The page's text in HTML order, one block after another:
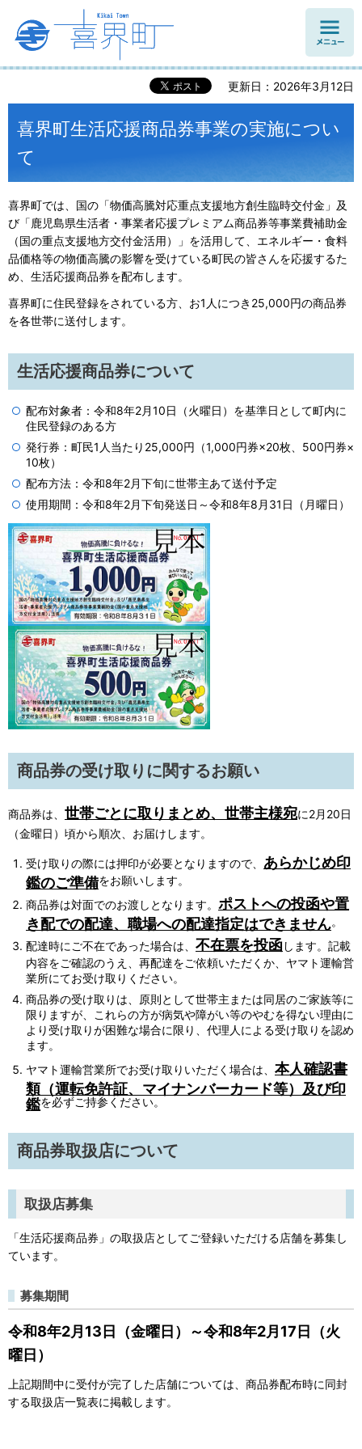
更新日：2026年3月12日
喜界町生活応援商品券事業の実施につい
て
喜界町では、国の「物価高騰対応重点支援地方創生臨時交付金」及
び「鹿児島県生活者・事業者応援プレミアム商品券等事業費補助金
（国の重点支援地方交付金活用）」を活用して、エネルギー・食料
品価格等の物価高騰の影響を受けている町民の皆さんを応援するた
め、生活応援商品券を配布します。
喜界町に住民登録をされている方、お1人につき25,000円の商品券
を各世帯に送付します。
生活応援商品券について
配布対象者：令和8年2月10日（火曜日）を基準日として町内に
住民登録のある方
発行券：町民1人当たり25,000円（1,000円券×20枚、500円券×
10枚）
配布方法：令和8年2月下旬に世帯主あて送付予定
使用期間：令和8年2月下旬発送日～令和8年8月31日（月曜日）
商品券の受け取りに関するお願い
商品券は、 世帯ごとに取りまとめ、世帯主様宛に2月20日
（金曜日）頃から順次、お届けします。
受け取りの際には押印が必要となりますので、 あらかじめ印
鑑のご準備をお願いします。
商品券は対面でのお渡しとなります。 ポストへの投函や置
き配での配達、職場への配達指定はできません 。
配達時にご不在であった場合は、 不在票を投函します。記載
内容をご確認のうえ、再配達をご依頼いただくか、ヤマト運輸営
業所にてお受け取りください。
商品券の受け取りは、原則として世帯主または同居のご家族等に
限りますが、これらの方が病気や障がい等のやむを得ない理由に
より受け取りが困難な場合に限り、代理人による受け取りを認め
ます。
ヤマト運輸営業所でお受け取りいただく場合は、 本人確認書
類（運転免許証、マイナンバーカード等）及び印
鑑を必ずご持参ください。
商品券取扱店について
取扱店募集
「生活応援商品券」の取扱店としてご登録いただける店舗を募集し
ています。
募集期間
令和8年2月13日（金曜日）～令和8年2月17日（火
曜日）
上記期間中に受付が完了した店舗については、商品券配布時に同封
する取扱店一覧表に掲載します。